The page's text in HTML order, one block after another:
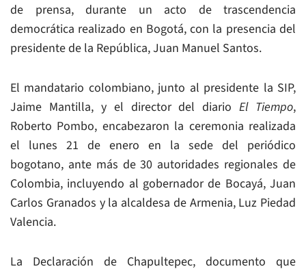
de prensa, durante un acto de trascendencia
democrática realizado en Bogotá, con la presencia del
presidente de la República, Juan Manuel Santos.
El mandatario colombiano, junto al presidente la SIP,
Jaime Mantilla, y el director del diarioEl Tiempo,
Roberto Pombo, encabezaron la ceremonia realizada
el lunes 21 de enero en la sede del periódico
bogotano, ante más de 30 autoridades regionales de
Colombia, incluyendo al gobernador de Bocayá, Juan
Carlos Granados y la alcaldesa de Armenia, Luz Piedad
Valencia.
La Declaración de Chapultepec, documento que